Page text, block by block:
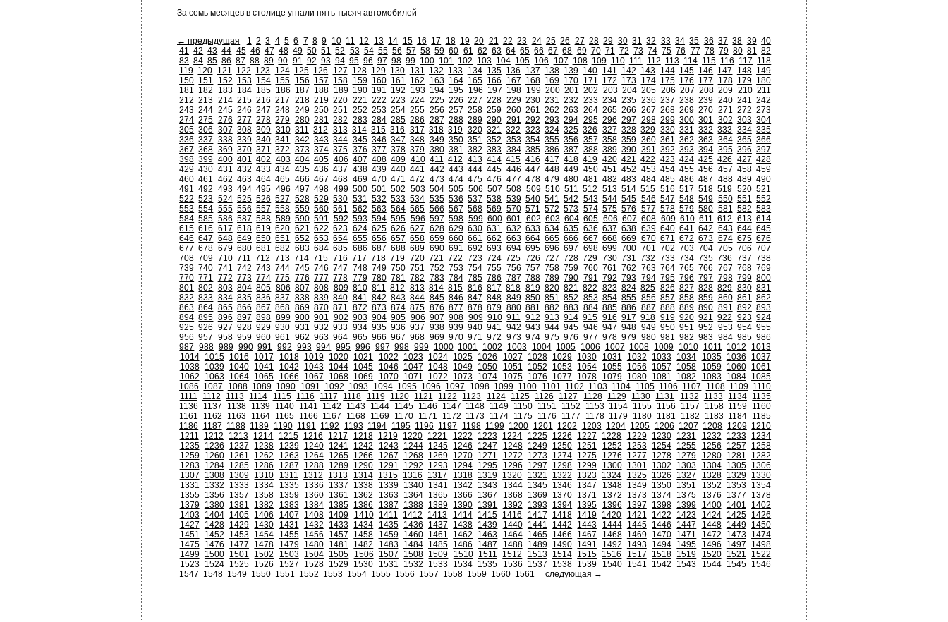
За семь месяцев в столице угнали пять тысяч автомобилей
← предыдущая 1 2 3 4 5 6 7 8 9 10 11 12 13 14 15 16 17 18 19 20 21 22 23 24 25 26 27 28 29 30 31 32 33 34 35 36 37 38 39 40
41 42 43 44 45 46 47 48 49 50 51 52 53 54 55 56 57 58 59 60 61 62 63 64 65 66 67 68 69 70 71 72 73 74 75 76 77 78 79 80 81 82
83 84 85 86 87 88 89 90 91 92 93 94 95 96 97 98 99 100 101 102 103 104 105 106 107 108 109 110 111 112 113 114 115 116 117 118
119 120 121 122 123 124 125 126 127 128 129 130 131 132 133 134 135 136 137 138 139 140 141 142 143 144 145 146 147 148 149
150 151 152 153 154 155 156 157 158 159 160 161 162 163 164 165 166 167 168 169 170 171 172 173 174 175 176 177 178 179 180
181 182 183 184 185 186 187 188 189 190 191 192 193 194 195 196 197 198 199 200 201 202 203 204 205 206 207 208 209 210 211
212 213 214 215 216 217 218 219 220 221 222 223 224 225 226 227 228 229 230 231 232 233 234 235 236 237 238 239 240 241 242
243 244 245 246 247 248 249 250 251 252 253 254 255 256 257 258 259 260 261 262 263 264 265 266 267 268 269 270 271 272 273
274 275 276 277 278 279 280 281 282 283 284 285 286 287 288 289 290 291 292 293 294 295 296 297 298 299 300 301 302 303 304
305 306 307 308 309 310 311 312 313 314 315 316 317 318 319 320 321 322 323 324 325 326 327 328 329 330 331 332 333 334 335
336 337 338 339 340 341 342 343 344 345 346 347 348 349 350 351 352 353 354 355 356 357 358 359 360 361 362 363 364 365 366
367 368 369 370 371 372 373 374 375 376 377 378 379 380 381 382 383 384 385 386 387 388 389 390 391 392 393 394 395 396 397
398 399 400 401 402 403 404 405 406 407 408 409 410 411 412 413 414 415 416 417 418 419 420 421 422 423 424 425 426 427 428
429 430 431 432 433 434 435 436 437 438 439 440 441 442 443 444 445 446 447 448 449 450 451 452 453 454 455 456 457 458 459
460 461 462 463 464 465 466 467 468 469 470 471 472 473 474 475 476 477 478 479 480 481 482 483 484 485 486 487 488 489 490
491 492 493 494 495 496 497 498 499 500 501 502 503 504 505 506 507 508 509 510 511 512 513 514 515 516 517 518 519 520 521
522 523 524 525 526 527 528 529 530 531 532 533 534 535 536 537 538 539 540 541 542 543 544 545 546 547 548 549 550 551 552
553 554 555 556 557 558 559 560 561 562 563 564 565 566 567 568 569 570 571 572 573 574 575 576 577 578 579 580 581 582 583
584 585 586 587 588 589 590 591 592 593 594 595 596 597 598 599 600 601 602 603 604 605 606 607 608 609 610 611 612 613 614
615 616 617 618 619 620 621 622 623 624 625 626 627 628 629 630 631 632 633 634 635 636 637 638 639 640 641 642 643 644 645
646 647 648 649 650 651 652 653 654 655 656 657 658 659 660 661 662 663 664 665 666 667 668 669 670 671 672 673 674 675 676
677 678 679 680 681 682 683 684 685 686 687 688 689 690 691 692 693 694 695 696 697 698 699 700 701 702 703 704 705 706 707
708 709 710 711 712 713 714 715 716 717 718 719 720 721 722 723 724 725 726 727 728 729 730 731 732 733 734 735 736 737 738
739 740 741 742 743 744 745 746 747 748 749 750 751 752 753 754 755 756 757 758 759 760 761 762 763 764 765 766 767 768 769
770 771 772 773 774 775 776 777 778 779 780 781 782 783 784 785 786 787 788 789 790 791 792 793 794 795 796 797 798 799 800
801 802 803 804 805 806 807 808 809 810 811 812 813 814 815 816 817 818 819 820 821 822 823 824 825 826 827 828 829 830 831
832 833 834 835 836 837 838 839 840 841 842 843 844 845 846 847 848 849 850 851 852 853 854 855 856 857 858 859 860 861 862
863 864 865 866 867 868 869 870 871 872 873 874 875 876 877 878 879 880 881 882 883 884 885 886 887 888 889 890 891 892 893
894 895 896 897 898 899 900 901 902 903 904 905 906 907 908 909 910 911 912 913 914 915 916 917 918 919 920 921 922 923 924
925 926 927 928 929 930 931 932 933 934 935 936 937 938 939 940 941 942 943 944 945 946 947 948 949 950 951 952 953 954 955
956 957 958 959 960 961 962 963 964 965 966 967 968 969 970 971 972 973 974 975 976 977 978 979 980 981 982 983 984 985 986
987 988 989 990 991 992 993 994 995 996 997 998 999 1000 1001 1002 1003 1004 1005 1006 1007 1008 1009 1010 1011 1012
1013
1014 1015 1016 1017 1018 1019 1020 1021 1022 1023 1024 1025 1026 1027 1028 1029 1030 1031 1032 1033 1034 1035 1036
1037
1038 1039 1040 1041 1042 1043 1044 1045 1046 1047 1048 1049 1050 1051 1052 1053 1054 1055 1056 1057 1058 1059 1060 1061
1062
1063 1064 1065 1066 1067 1068 1069 1070 1071 1072 1073 1074 1075 1076 1077 1078 1079 1080 1081 1082 1083 1084 1085
1086 1087 1088 1089 1090 1091 1092 1093 1094 1095 1096 1097 1098 1099 1100 1101 1102 1103 1104 1105 1106 1107 1108 1109 1110
1111
1112 1113 1114 1115 1116 1117 1118 1119 1120 1121 1122 1123 1124 1125 1126 1127 1128 1129 1130 1131 1132 1133 1134 1135
1136
1137 1138 1139 1140 1141 1142 1143 1144 1145 1146 1147 1148 1149 1150 1151 1152 1153 1154 1155 1156 1157 1158 1159 1160
1161
1162 1163 1164 1165 1166 1167 1168 1169 1170 1171 1172 1173 1174 1175 1176 1177 1178 1179 1180 1181 1182 1183 1184 1185
1186
1187 1188 1189 1190 1191 1192 1193 1194 1195 1196 1197 1198 1199 1200 1201 1202 1203 1204 1205 1206 1207 1208 1209 1210
1211
1212 1213 1214 1215 1216 1217 1218 1219 1220 1221 1222 1223 1224 1225 1226 1227 1228 1229 1230 1231 1232 1233 1234
1235 1236 1237 1238 1239 1240 1241 1242 1243 1244 1245 1246 1247 1248 1249 1250 1251 1252 1253 1254 1255 1256 1257
1258
1259 1260 1261 1262 1263 1264 1265 1266 1267 1268 1269 1270 1271 1272 1273 1274 1275 1276 1277 1278 1279 1280 1281
1282
1283 1284 1285 1286 1287 1288 1289 1290 1291 1292 1293 1294 1295 1296 1297 1298 1299 1300 1301 1302 1303 1304 1305 1306
1307
1308 1309 1310 1311 1312 1313 1314 1315 1316 1317 1318 1319 1320 1321 1322 1323 1324 1325 1326 1327 1328 1329 1330
1331
1332 1333 1334 1335 1336 1337 1338 1339 1340 1341 1342 1343 1344 1345 1346 1347 1348 1349 1350 1351 1352 1353 1354
1355 1356 1357 1358 1359 1360 1361 1362 1363 1364 1365 1366 1367 1368 1369 1370 1371 1372 1373 1374 1375 1376 1377
1378
1379 1380 1381 1382 1383 1384 1385 1386 1387 1388 1389 1390 1391 1392 1393 1394 1395 1396 1397 1398 1399 1400 1401
1402
1403 1404 1405 1406 1407 1408 1409 1410 1411 1412 1413 1414 1415 1416 1417 1418 1419 1420 1421 1422 1423 1424 1425 1426
1427
1428 1429 1430 1431 1432 1433 1434 1435 1436 1437 1438 1439 1440 1441 1442 1443 1444 1445 1446 1447 1448 1449 1450
1451
1452 1453 1454 1455 1456 1457 1458 1459 1460 1461 1462 1463 1464 1465 1466 1467 1468 1469 1470 1471 1472 1473 1474
1475 1476 1477 1478 1479 1480 1481 1482 1483 1484 1485 1486 1487 1488 1489 1490 1491 1492 1493 1494 1495 1496 1497
1498
1499 1500 1501 1502 1503 1504 1505 1506 1507 1508 1509 1510 1511 1512 1513 1514 1515 1516 1517 1518 1519 1520 1521
1522
1523 1524 1525 1526 1527 1528 1529 1530 1531 1532 1533 1534 1535 1536 1537 1538 1539 1540 1541 1542 1543 1544 1545 1546
1547 1548 1549 1550 1551 1552 1553 1554 1555 1556 1557 1558 1559 1560 1561 следующая →